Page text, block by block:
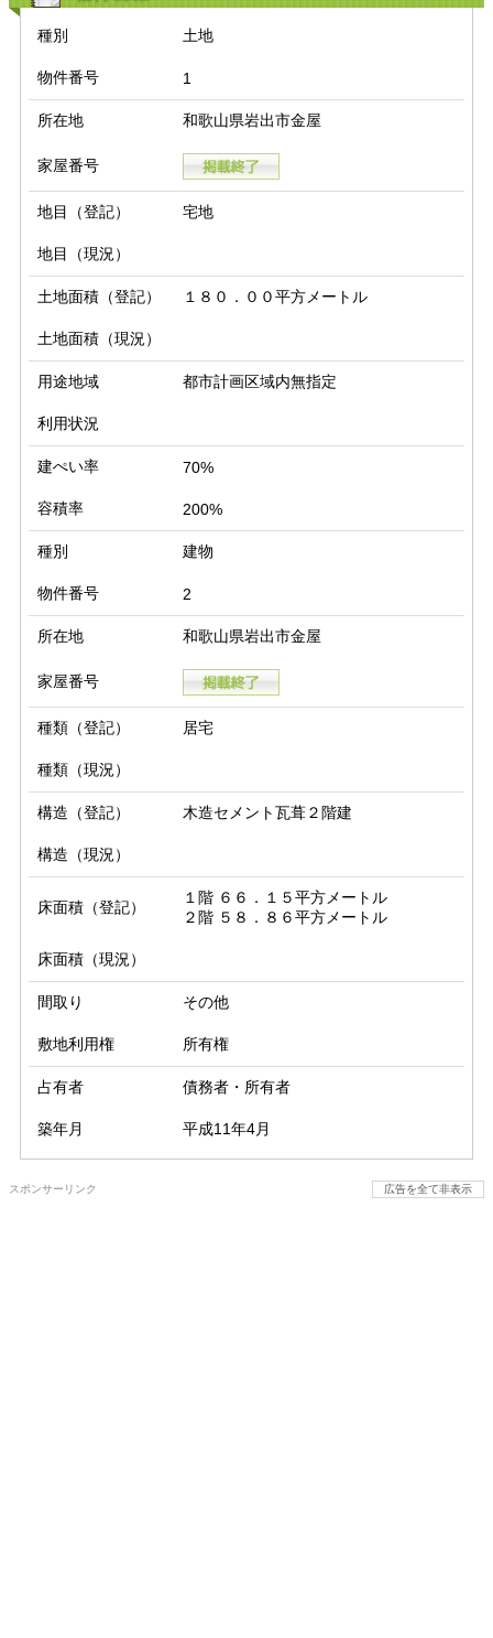
種別 土地
物件番号 1
所在地 和歌山県岩出市金屋
家屋番号
地目（登記） 宅地
地目（現況）
土地面積（登記） １８０．００平方メートル
土地面積（現況）
用途地域 都市計画区域内無指定
利用状況
建ぺい率 70%
容積率 200%
種別 建物
物件番号 2
所在地 和歌山県岩出市金屋
家屋番号
種類（登記） 居宅
種類（現況）
構造（登記） 木造セメント瓦葺２階建
構造（現況）
床面積（登記）
１階 ６６．１５平方メートル
２階 ５８．８６平方メートル
床面積（現況）
間取り その他
敷地利用権 所有権
占有者 債務者・所有者
築年月 平成11年4月
スポンサーリンク 広告を全て非表示